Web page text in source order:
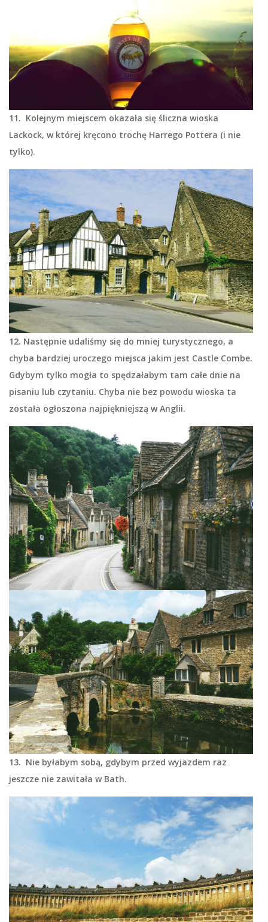
11. Kolejnym miejscem okazała się śliczna wioska
Lackock, w której kręcono trochę Harrego Pottera (i nie
tylko).
12. Następnie udaliśmy się do mniej turystycznego, a
chyba bardziej uroczego miejsca jakim jest Castle Combe.
Gdybym tylko mogła to spędzałabym tam całe dnie na
pisaniu lub czytaniu. Chyba nie bez powodu wioska ta
została ogłoszona najpiękniejszą w Anglii.
13. Nie byłabym sobą, gdybym przed wyjazdem raz
jeszcze nie zawitała w Bath.